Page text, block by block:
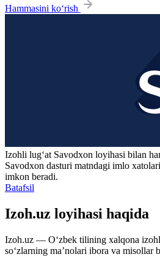
Hammasini ko‘rish
Izohli lugʻat Savodxon loyihasi bilan
Savodxon dasturi matndagi imlo
imkon beradi.
Batafsil
Izoh.uz loyihasi haqida
Izoh.uz — O‘zbek tilining xalqona
so‘zlarning ma’nolari ibora va misollar